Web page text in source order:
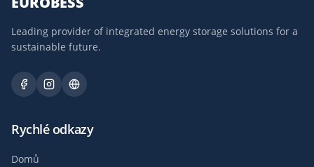
Leading provider of integrated energy storage solutions for a
sustainable future.
Rychlé odkazy
Domů